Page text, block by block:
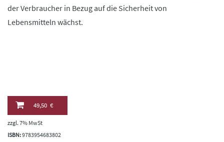
der Verbraucher in Bezug auf die Sicherheit von
Lebensmitteln wächst.
49,50 €
zzgl. 7% MwSt
ISBN:9783954683802